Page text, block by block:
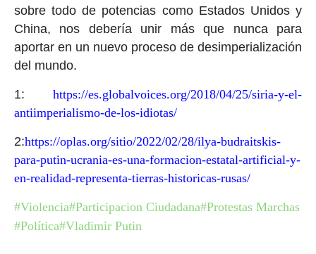
sobre todo de potencias como Estados Unidos y
China, nos debería unir más que nunca para
aportar en un nuevo proceso de desimperialización
del mundo.
1: https://es.globalvoices.org/2018/04/25/siria-y-el-
antiimperialismo-de-los-idiotas/
2:https://oplas.org/sitio/2022/02/28/ilya-budraitskis-
para-putin-ucrania-es-una-formacion-estatal-artificial-y-
en-realidad-representa-tierras-historicas-rusas/
#Violencia#Participacion Ciudadana#Protestas Marchas
#Política#Vladimir Putin